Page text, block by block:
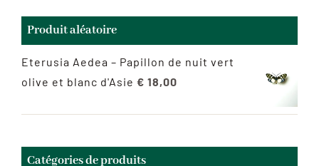
Produit aléatoire
Eterusia Aedea – Papillon de nuit vert
olive et blanc d'Asie € 18,00
Catégories de produits